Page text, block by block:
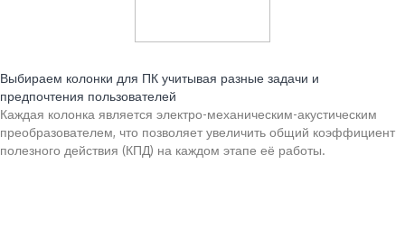
Выбираем колонки для ПК учитывая разные задачи и
предпочтения пользователей
Каждая колонка является электро-механическим-акустическим
преобразователем, что позволяет увеличить общий коэффициент
полезного действия (КПД) на каждом этапе её работы.